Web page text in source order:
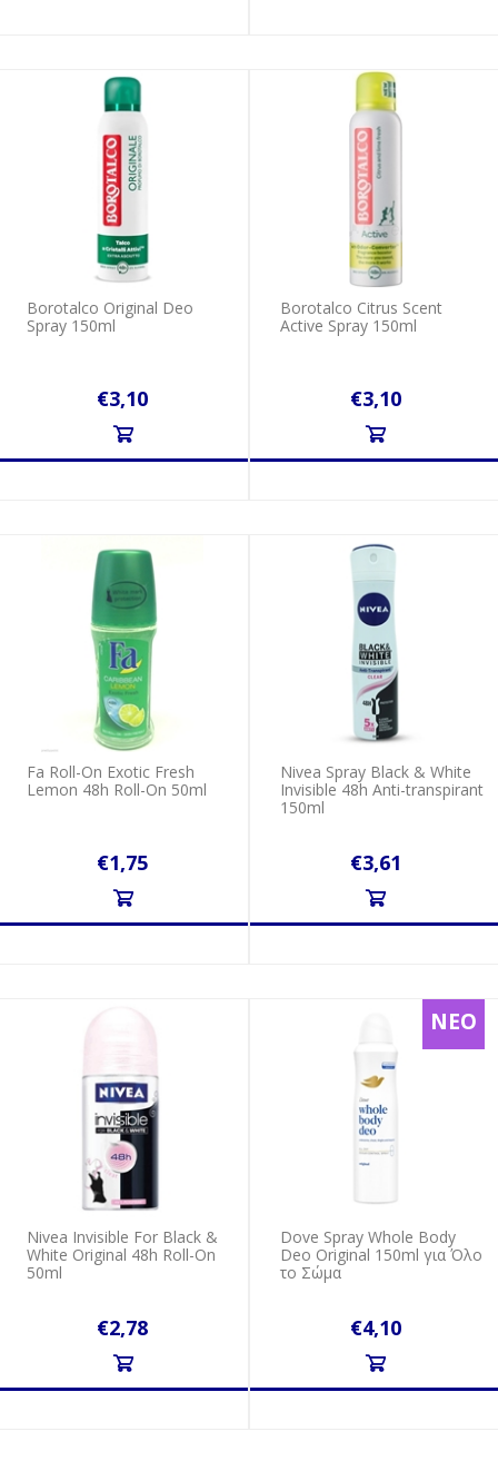
Borotalco Original Deo
Spray 150ml
€3,10
Borotalco Citrus Scent
Active Spray 150ml
€3,10
Fa Roll-On Exotic Fresh
Lemon 48h Roll-On 50ml
€1,75
Nivea Spray Black & White
Invisible 48h Anti-transpirant
150ml
€3,61
Nivea Invisible For Black &
White Original 48h Roll-On
50ml
€2,78
ΝΕΟ
Dove Spray Whole Body
Deo Original 150ml για Όλο
το Σώμα
€4,10